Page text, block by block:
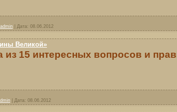
admin Дата: 08.06.2012
Великой»
из 15 интересных вопросов и
Дата: 08.06.2012